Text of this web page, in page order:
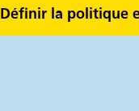
Définir la politique